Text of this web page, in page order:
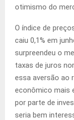
otimismo do
O índice de
caiu 0,1% em
surpreendeu o
taxas de juros
essa aversão ao
econômico mais
por parte de
seria bem